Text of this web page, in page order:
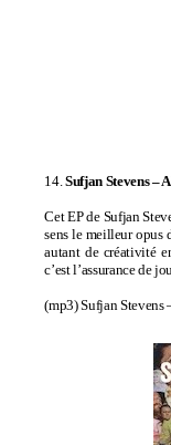
14.Sufjan Stevens –
Cet EP de Sufjan
sens le meilleur opus
autant de créativité
c’est l’assurance de
(mp3)Sufjan Stevens